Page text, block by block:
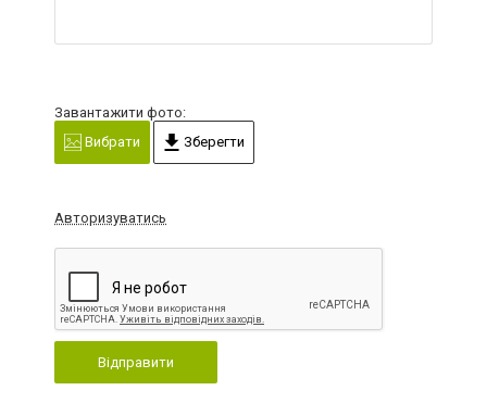
Завантажити фото:
Вибрати
Зберегти
Авторизуватись
Відправити